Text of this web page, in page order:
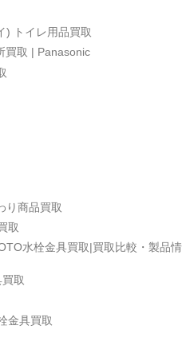
) トイレ用品買取
買取 | Panasonic
り商品買取
取
水栓金具買取|買取比較・製品情
取
金具買取